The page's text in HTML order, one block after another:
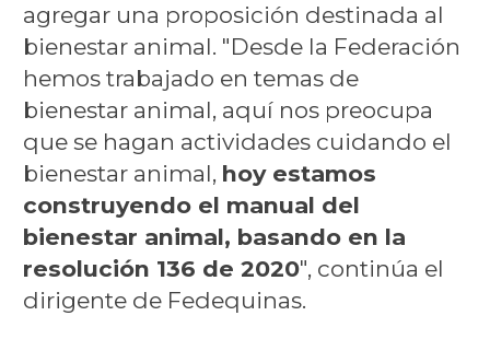
agregar una proposición destinada al
bienestar animal. "Desde la Federación
hemos trabajado en temas de
bienestar animal, aquí nos preocupa
que se hagan actividades cuidando el
bienestar animal, hoy estamos
construyendo el manual del
bienestar animal, basando en la
resolución 136 de 2020", continúa el
dirigente de Fedequinas.